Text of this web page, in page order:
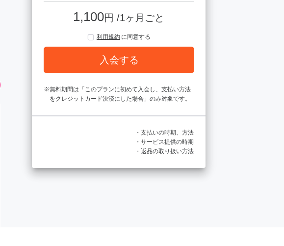
1,100円 /1ヶ月ごと
利用規約 に同意する
入会する
無料期間は「このプランに初めて入会し、支払い方法
をクレジットカード決済にした場合」のみ対象です。
・支払いの時期、方法
・サービス提供の時期
・返品の取り扱い方法